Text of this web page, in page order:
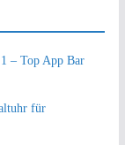
– Top App Bar
für